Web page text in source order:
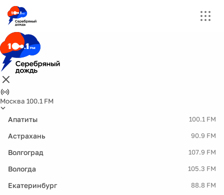
Москва 100.1 FM
Апатиты 100.1 FM
Астрахань 90.9 FM
Волгоград 107.9 FM
Вологда 105.3 FM
Екатеринбург 88.8 FM